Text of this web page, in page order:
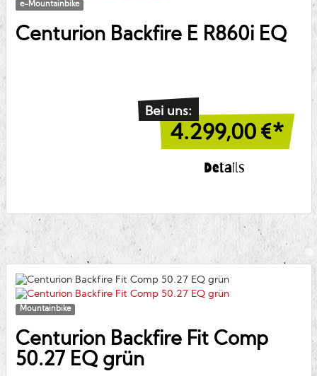
e-Mountainbike
CenturionBackfire E R860i EQ
Bei uns:
4.299,00 €*
Details
Mountainbike
CenturionBackfire Fit Comp
50.27 EQ grün